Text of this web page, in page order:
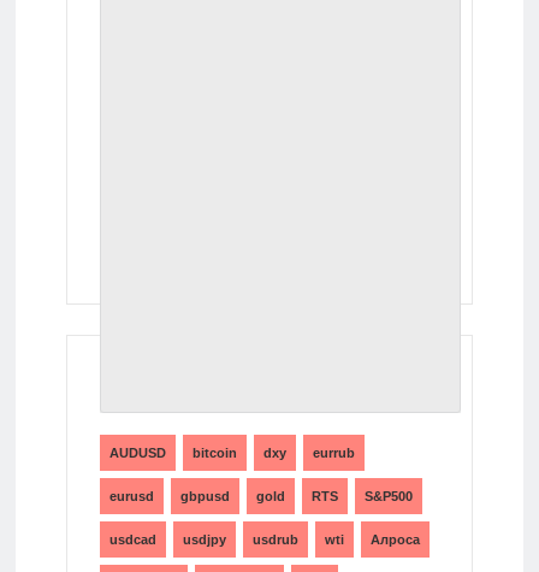
AUDUSD bitcoin dxy eurrub
eurusd gbpusd gold RTS S&P500
usdcad usdjpy usdrub wti Алроса